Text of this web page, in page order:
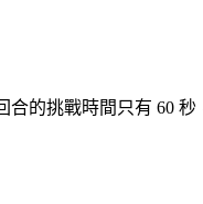
的挑戰時間只有 60